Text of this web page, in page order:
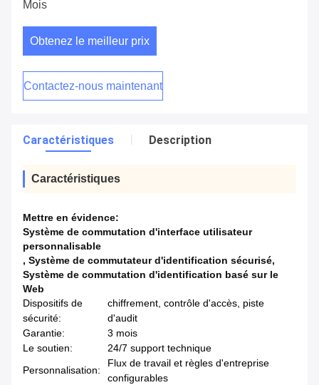
Mois
Obtenez le meilleur prix
Contactez-nous maintenant
Caractéristiques Description
Caractéristiques
Mettre en évidence:
Système de commutation d'interface utilisateur
personnalisable
, Système de commutateur d'identification sécurisé,
Système de commutation d'identification basé sur le
Web
Dispositifs de
sécurité:
chiffrement, contrôle d'accès, piste
d'audit
Garantie:
3 mois
Le soutien:
24/7 support technique
Personnalisation:
Flux de travail et règles d'entreprise
configurables